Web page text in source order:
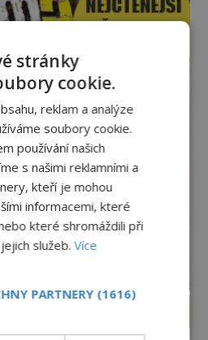
stránky
cookie.
reklam a analýze
soubory cookie.
používání našich
s našimi reklamními a
kteří je mohou
informacemi, které
které shromáždili při
služeb.Více
PARTNERY (1616)